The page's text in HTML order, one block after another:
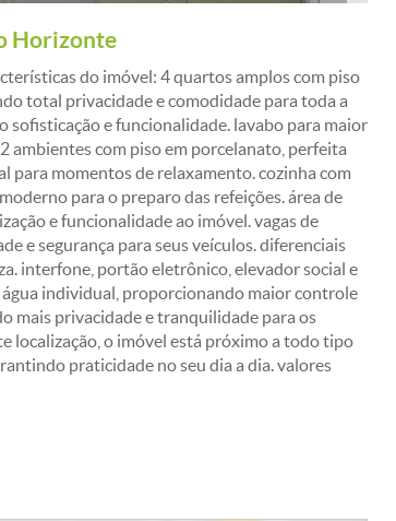
Horizonte
do imóvel: 4 quartos amplos com piso
total privacidade e comodidade para toda a
sofisticação e funcionalidade. lavabo para maior
ambientes com piso em porcelanato, perfeita
para momentos de relaxamento. cozinha com
para o preparo das refeições. área de
e funcionalidade ao imóvel. vagas de
e segurança para seus veículos. diferenciais
interfone, portão eletrônico, elevador social e
individual, proporcionando maior controle
mais privacidade e tranquilidade para os
localização, o imóvel está próximo a todo tipo
praticidade no seu dia a dia. valores